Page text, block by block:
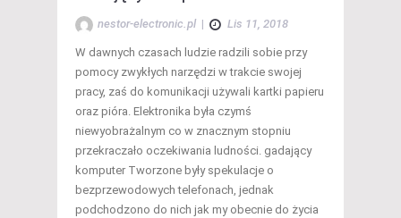
nestor-electronic.pl | Lis 11, 2018
W dawnych czasach ludzie radzili sobie przy
pomocy zwykłych narzędzi w trakcie swojej
pracy, zaś do komunikacji używali kartki papieru
oraz pióra. Elektronika była czymś
niewyobrażalnym co w znacznym stopniu
przekraczało oczekiwania ludności. gadający
komputer Tworzone były spekulacje o
bezprzewodowych telefonach, jednak
podchodzono do nich jak my obecnie do życia